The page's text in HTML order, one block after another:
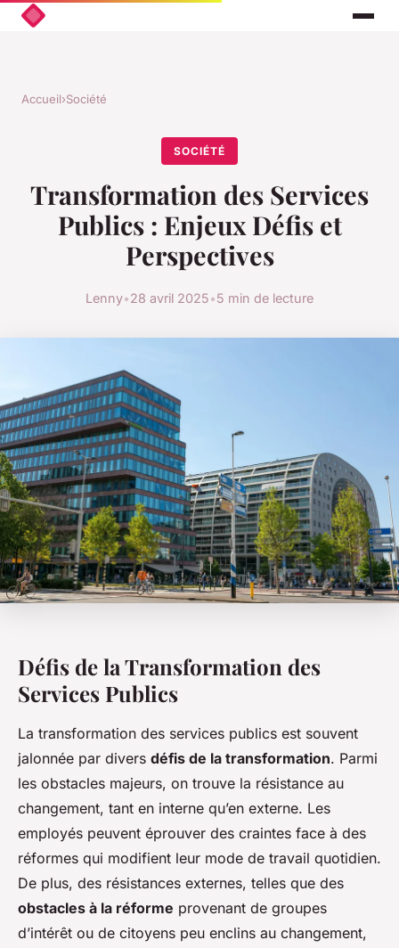
Accueil›Société
SOCIÉTÉ
Transformation des Services
Publics : Enjeux Défis et
Perspectives
Lenny•28 avril 2025•5 min de lecture
Défis de la Transformation des
Services Publics
La transformation des services publics est souvent
jalonnée par divers défis de la transformation. Parmi
les obstacles majeurs, on trouve la résistance au
changement, tant en interne qu’en externe. Les
employés peuvent éprouver des craintes face à des
réformes qui modifient leur mode de travail quotidien.
De plus, des résistances externes, telles que des
obstacles à la réforme provenant de groupes
d’intérêt ou de citoyens peu enclins au changement,